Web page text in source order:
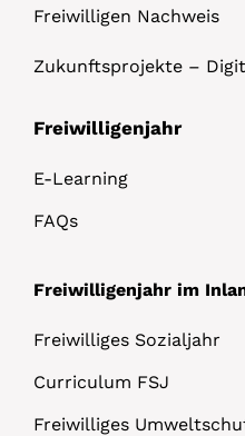
Freiwilligen Nachweis
Zukunftsprojekte –
Freiwilligenjahr
E-Learning
FAQs
Freiwilligenjahr im
Freiwilliges Sozialjahr
Curriculum FSJ
Freiwilliges